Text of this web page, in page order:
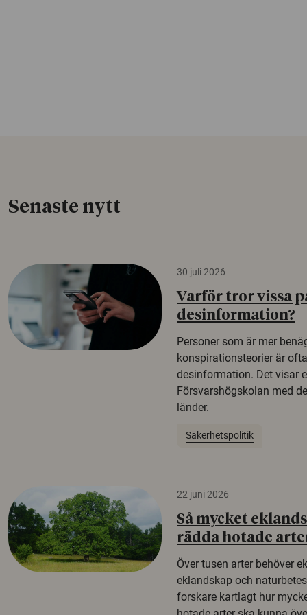
Senaste nytt
30 juli 2026
Varför tror vissa
desinformation?
Personer som är mer
konspirationsteorier är
desinformation. Det visar
Försvarshögskolan med
länder.
Säkerhetspolitik
22 juni 2026
Så mycket
rädda hotade
Över tusen arter behöver
eklandskap och
forskare kartlagt hur